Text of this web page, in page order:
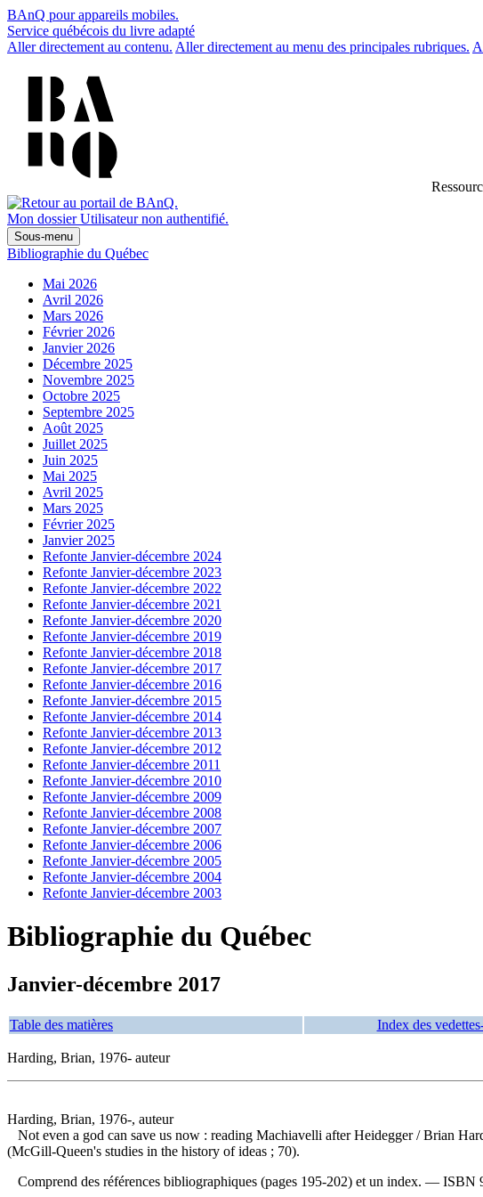
BAnQ pour appareils mobiles.
Service québécois du livre adapté
Aller directement au contenu. Aller directement au menu des principales rubriques.
Mon dossier Utilisateur non authentifié.
Sous-menu
Bibliographie du Québec
Mai 2026
Avril 2026
Mars 2026
Février 2026
Janvier 2026
Décembre 2025
Novembre 2025
Octobre 2025
Septembre 2025
Août 2025
Juillet 2025
Juin 2025
Mai 2025
Avril 2025
Mars 2025
Février 2025
Janvier 2025
Refonte Janvier-décembre 2024
Refonte Janvier-décembre 2023
Refonte Janvier-décembre 2022
Refonte Janvier-décembre 2021
Refonte Janvier-décembre 2020
Refonte Janvier-décembre 2019
Refonte Janvier-décembre 2018
Refonte Janvier-décembre 2017
Refonte Janvier-décembre 2016
Refonte Janvier-décembre 2015
Refonte Janvier-décembre 2014
Refonte Janvier-décembre 2013
Refonte Janvier-décembre 2012
Refonte Janvier-décembre 2011
Refonte Janvier-décembre 2010
Refonte Janvier-décembre 2009
Refonte Janvier-décembre 2008
Refonte Janvier-décembre 2007
Refonte Janvier-décembre 2006
Refonte Janvier-décembre 2005
Refonte Janvier-décembre 2004
Refonte Janvier-décembre 2003
Bibliographie du Québec
Janvier-décembre 2017
Table des matières Index des
Harding, Brian, 1976- auteur
Harding, Brian, 1976-, auteur
Not even a god can save us now : reading Machiavelli after Heidegger/ Brian
(McGill-Queen's studies in the history of ideas ; 70).
Comprend des références bibliographiques (pages 195-202) et un index. — ISBN